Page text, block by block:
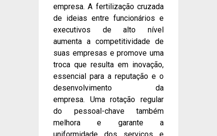
empresa. A fertilização cruzada
de ideias entre funcionários e
executivos de alto nível
aumenta a competitividade de
suas empresas e promove uma
troca que resulta em inovação,
essencial para a reputação e o
desenvolvimento da
empresa. Uma rotação regular
do pessoal-chave também
melhora e garante a
uniformidade dos serviços e